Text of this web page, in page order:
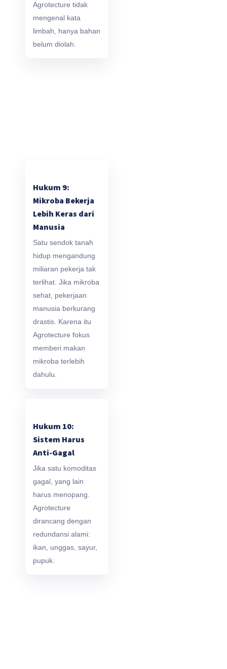
Agrotecture tidak
mengenal kata
limbah, hanya bahan
belum diolah.
Hukum 9:
Mikroba Bekerja
Lebih Keras dari
Manusia
Satu sendok tanah
hidup mengandung
miliaran pekerja tak
terlihat. Jika mikroba
sehat, pekerjaan
manusia berkurang
drastis. Karena itu
Agrotecture fokus
memberi makan
mikroba terlebih
dahulu.
Hukum 10:
Sistem Harus
Anti-Gagal
Jika satu komoditas
gagal, yang lain
harus menopang.
Agrotecture
dirancang dengan
redundansi alami:
ikan, unggas, sayur,
pupuk.